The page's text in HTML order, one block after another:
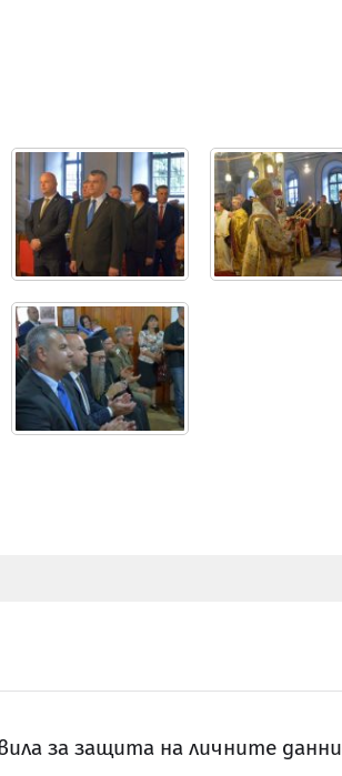
за защита на личните данни